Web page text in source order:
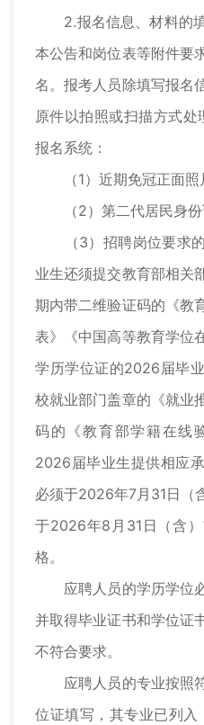
2.报名信息、材料的填
本公告和岗位表等附件要
名。报考人员除填写报名
原件以拍照或扫描方式
报名系统：
（1）近期免冠正面照
（2）第二代居民身份
（3）招聘岗位要求的
业生还须提交教育部相关
期内带二维验证码的《教
表》《中国高等教育学位
学历学位证的2026届毕
校就业部门盖章的《就业
码的《教育部学籍在线
2026届毕业生提供相应
必须于2026年7月31日（
于2026年8月31日（含
格。
应聘人员的学历学位
并取得毕业证书和学位证
不符合要求。
应聘人员的专业按照
位证填写，其专业已列